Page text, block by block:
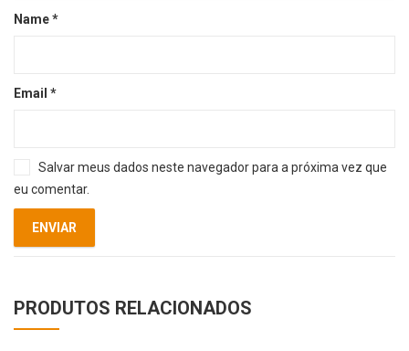
Name*
Email *
Salvar meus dados neste navegador para a próxima vez que
eu comentar.
PRODUTOS RELACIONADOS